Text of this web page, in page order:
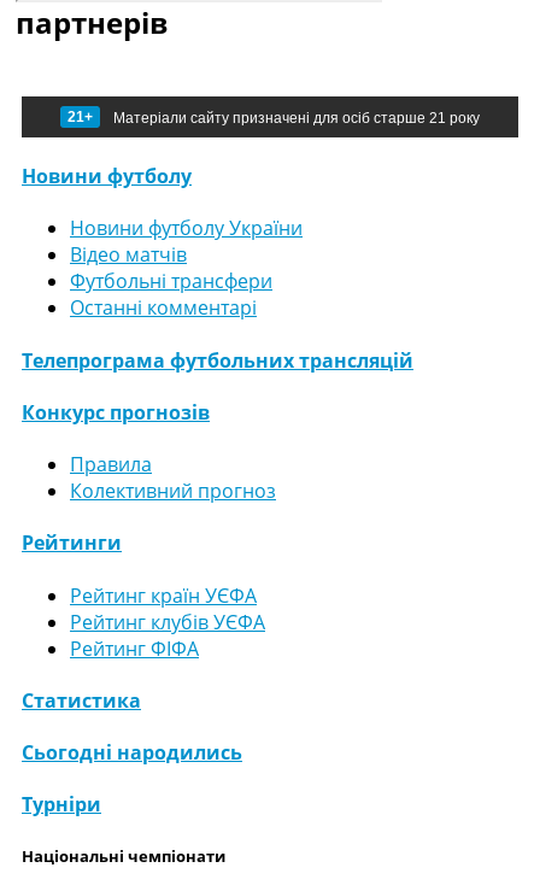
партнерів
21+ Матеріали сайту призначені для осіб старше 21 року
Новини футболу
Новини футболу України
Відео матчів
Футбольні трансфери
Останні комментарі
Телепрограма футбольних трансляцій
Конкурс прогнозів
Правила
Колективний прогноз
Рейтинги
Рейтинг країн УЄФА
Рейтинг клубів УЄФА
Рейтинг ФІФА
Статистика
Сьогодні народились
Турніри
Національні чемпіонати